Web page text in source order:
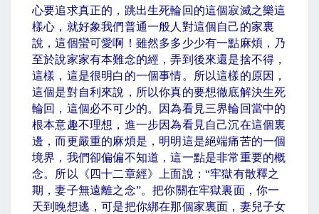
心要追求真正的，跳出生死輪回的這個寂滅之樂這
樣心，就好象我們普通一般人對這個自己的家裏
說，這個蠻可愛啊！雖然多多少少有一點麻煩，乃
至於說家家有本難念的經，弄到後來還是捨不得，
這樣，這是很明白的一個事情。所以這樣的原因，
這個是對自利來說，所以你真的要想徹底解決生死
輪回，這個必不可少的。因為看見三界輪回當中的
根本意趣不理想，進一步因為看見自己沉在這個裏
邊，而更嚴重的麻煩是，明明這是絕端痛苦的一個
境界，我們卻偏偏不知道，這一點是非常重要的概
念。所以《四十二章經》上面說： “牢獄有散釋之
期，妻子無遠離之念”。把你關在牢獄裏面，你一
天到晚想逃，可是把你綁在那個家裏面，妻兒子女